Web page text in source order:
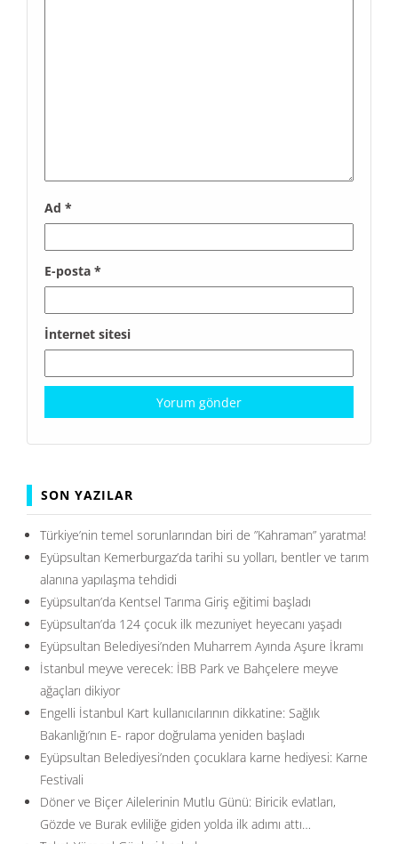
Ad *
E-posta *
İnternet sitesi
SON YAZILAR
Türkiye’nin temel sorunlarından biri de ”Kahraman” yaratma!
Eyüpsultan Kemerburgaz’da tarihi su yolları, bentler ve tarım
alanına yapılaşma tehdidi
Eyüpsultan’da Kentsel Tarıma Giriş eğitimi başladı
Eyüpsultan’da 124 çocuk ilk mezuniyet heyecanı yaşadı
Eyüpsultan Belediyesi’nden Muharrem Ayında Aşure İkramı
İstanbul meyve verecek: İBB Park ve Bahçelere meyve
ağaçları dikiyor
Engelli İstanbul Kart kullanıcılarının dikkatine: Sağlık
Bakanlığı’nın E- rapor doğrulama yeniden başladı
Eyüpsultan Belediyesi’nden çocuklara karne hediyesi: Karne
Festivali
Döner ve Biçer Ailelerinin Mutlu Günü: Biricik evlatları,
Gözde ve Burak evliliğe giden yolda ilk adımı attı…